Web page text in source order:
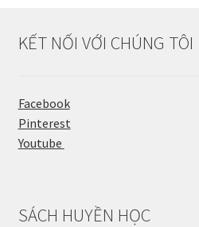
KẾT NỐI VỚI CHÚNG TÔI
Facebook
Pinterest
Youtube
SÁCH HUYỀN HỌC